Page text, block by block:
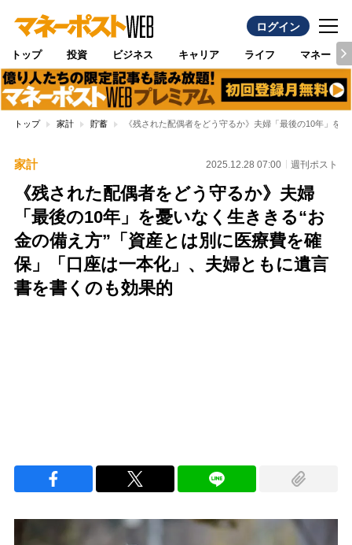
ログイン
トップ 投資 ビジネス キャリア ライフ マネー
トップ 家計 貯蓄 《残された配偶者をどう守るか》夫婦「最後の10年」を
家計 2025.12.28 07:00 週刊ポスト
《残された配偶者をどう守るか》夫婦
「最後の10年」を憂いなく生ききる“お
金の備え方”「資産とは別に医療費を確
保」「口座は一本化」、夫婦ともに遺言
書を書くのも効果的